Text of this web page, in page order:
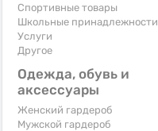
Спортивные товары
Школьные принадлежности
Услуги
Другое
Одежда, обувь и
аксессуары
Женский гардероб
Мужской гардероб